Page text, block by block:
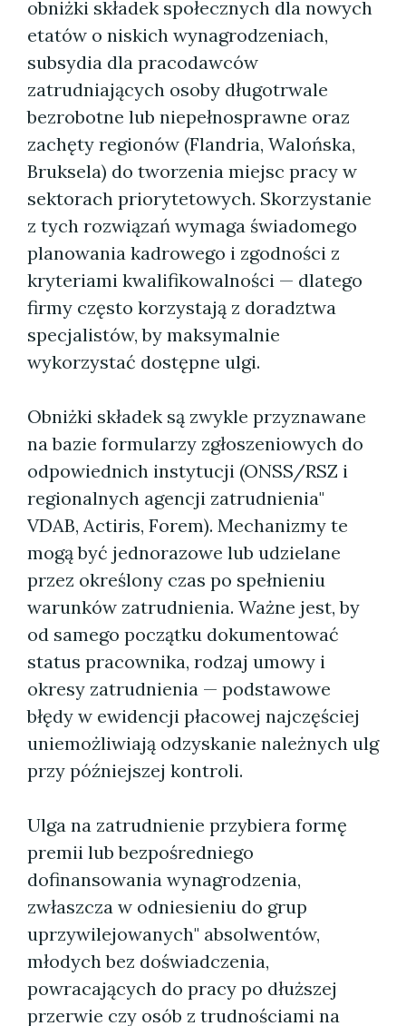
obniżki składek społecznych dla nowych
etatów o niskich wynagrodzeniach,
subsydia dla pracodawców
zatrudniających osoby długotrwale
bezrobotne lub niepełnosprawne oraz
zachęty regionów (Flandria, Walońska,
Bruksela) do tworzenia miejsc pracy w
sektorach priorytetowych. Skorzystanie
z tych rozwiązań wymaga świadomego
planowania kadrowego i zgodności z
kryteriami kwalifikowalności — dlatego
firmy często korzystają z doradztwa
specjalistów, by maksymalnie
wykorzystać dostępne ulgi.
Obniżki składek są zwykle przyznawane
na bazie formularzy zgłoszeniowych do
odpowiednich instytucji (ONSS/RSZ i
regionalnych agencji zatrudnienia"
VDAB, Actiris, Forem). Mechanizmy te
mogą być jednorazowe lub udzielane
przez określony czas po spełnieniu
warunków zatrudnienia. Ważne jest, by
od samego początku dokumentować
status pracownika, rodzaj umowy i
okresy zatrudnienia — podstawowe
błędy w ewidencji płacowej najczęściej
uniemożliwiają odzyskanie należnych ulg
przy późniejszej kontroli.
Ulga na zatrudnienie przybiera formę
premii lub bezpośredniego
dofinansowania wynagrodzenia,
zwłaszcza w odniesieniu do grup
uprzywilejowanych" absolwentów,
młodych bez doświadczenia,
powracających do pracy po dłuższej
przerwie czy osób z trudnościami na